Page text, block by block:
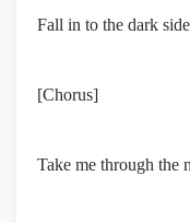
Fall in to the dark
[Chorus]
Take me through the